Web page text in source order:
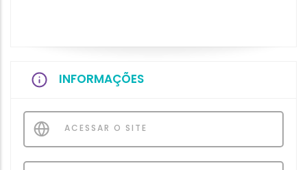
INFORMAÇÕES
ACESSAR O SITE